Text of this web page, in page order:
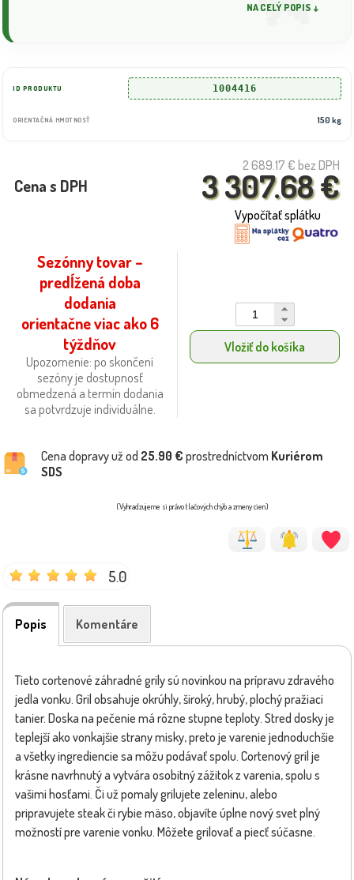
NA CELÝ POPIS ↓
ID PRODUKTU 1004416
ORIENTAČNÁ HMOTNOSŤ 150 kg
2 689.17 € bez DPH
3 307.68 €
Cena s DPH
Vypočítať splátku
Sezónny tovar –
predĺžená doba
dodania
orientačne viac ako 6
týždňov
Upozornenie: po skončení
sezóny je dostupnosť
obmedzená a termín dodania
sa potvrdzuje individuálne.
Vložiť do košíka
Cena dopravy už od 25.90 € prostredníctvom Kuriérom
SDS
(Vyhradzujeme si právo tlačových chýb a zmeny cien)
5.0
Popis Komentáre
Tieto cortenové záhradné grily sú novinkou na prípravu zdravého
jedla vonku. Gril obsahuje okrúhly, široký, hrubý, plochý pražiaci
tanier. Doska na pečenie má rôzne stupne teploty. Stred dosky je
teplejší ako vonkajšie strany misky, preto je varenie jednoduchšie
a všetky ingrediencie sa môžu podávať spolu. Cortenový gril je
krásne navrhnutý a vytvára osobitný zážitok z varenia, spolu s
vašimi hosťami. Či už pomaly grilujete zeleninu, alebo
pripravujete steak či rybie mäso, objavíte úplne nový svet plný
možností pre varenie vonku. Môžete grilovať a piecť súčasne.